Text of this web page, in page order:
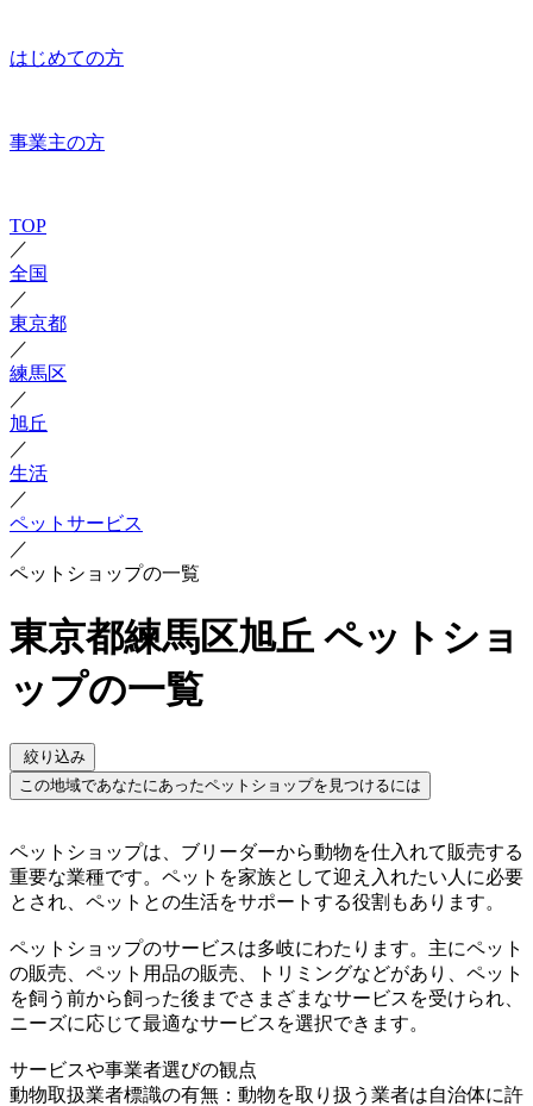
はじめての方
事業主の方
TOP
／
全国
／
東京都
／
練馬区
／
旭丘
／
生活
／
ペットサービス
／
ペットショップの一覧
東京都練馬区旭丘 ペットショ
ップの一覧
絞り込み
この地域であなたにあったペットショップを見つけるには
ペットショップは、ブリーダーから動物を仕入れて販売する
重要な業種です。ペットを家族として迎え入れたい人に必要
とされ、ペットとの生活をサポートする役割もあります。
ペットショップのサービスは多岐にわたります。主にペット
の販売、ペット用品の販売、トリミングなどがあり、ペット
を飼う前から飼った後までさまざまなサービスを受けられ、
ニーズに応じて最適なサービスを選択できます。
サービスや事業者選びの観点
動物取扱業者標識の有無：動物を取り扱う業者は自治体に許